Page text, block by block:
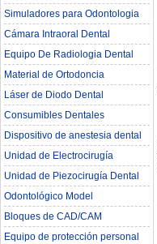
Simuladores para Odontologia
Cámara Intraoral Dental
Equipo De Radiologia Dental‎
Material de Ortodoncia
Láser de Diodo Dental
Consumibles Dentales
Dispositivo de anestesia dental
Unidad de Electrocirugía
Unidad de Piezocirugía Dental
Odontológico Model
Bloques de CAD/CAM
Equipo de protección personal